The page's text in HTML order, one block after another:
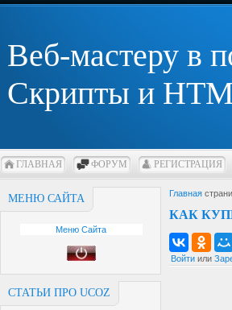
Веб-мастеру в
Скрипты и
ГЛАВНАЯ ФОРУМ РЕГИСТРАЦИЯ
МЕНЮ САЙТА
Меню Сайта
СТАТЬИ ПРО UCOZ
Главная
КАК
Войти или